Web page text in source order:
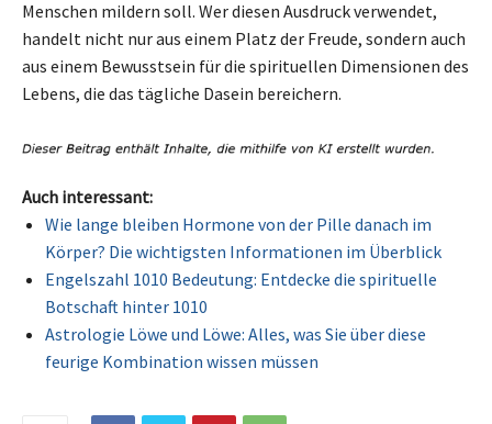
Menschen mildern soll. Wer diesen Ausdruck verwendet,
handelt nicht nur aus einem Platz der Freude, sondern auch
aus einem Bewusstsein für die spirituellen Dimensionen des
Lebens, die das tägliche Dasein bereichern.
Auch interessant:
Wie lange bleiben Hormone von der Pille danach im
Körper? Die wichtigsten Informationen im Überblick
Engelszahl 1010 Bedeutung: Entdecke die spirituelle
Botschaft hinter 1010
Astrologie Löwe und Löwe: Alles, was Sie über diese
feurige Kombination wissen müssen